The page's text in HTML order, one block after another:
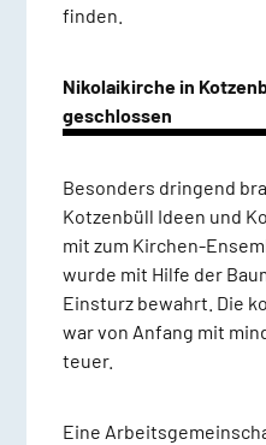
finden.
Nikolaikirche in
geschlossen
Besonders dringend
Kotzenbüll Ideen und
mit zum Kirchen-
wurde mit Hilfe der
Einsturz bewahrt. Die
war von Anfang mit
teuer.
Eine